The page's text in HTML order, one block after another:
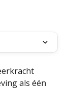
als één